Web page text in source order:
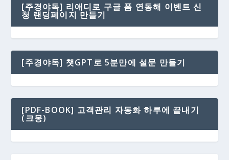
[주경야독] 리애디로 구글 폼 연동해 이벤트 신
청 랜딩페이지 만들기
[주경야독] 챗GPT로 5분만에 설문 만들기
[PDF-BOOK] 고객관리 자동화 하루에 끝내기
(크몽)